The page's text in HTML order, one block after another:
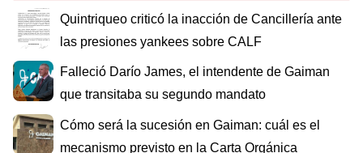
Quintriqueo criticó la inacción de Cancillería ante
las presiones yankees sobre CALF
Falleció Darío James, el intendente de Gaiman
que transitaba su segundo mandato
Cómo será la sucesión en Gaiman: cuál es el
mecanismo previsto en la Carta Orgánica